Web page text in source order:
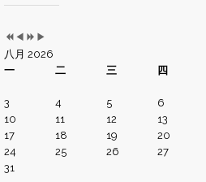
八月 2026
一
二 三 四
3
4 5 6
10
11 12 13
17
18 19 20
24
25 26 27
31